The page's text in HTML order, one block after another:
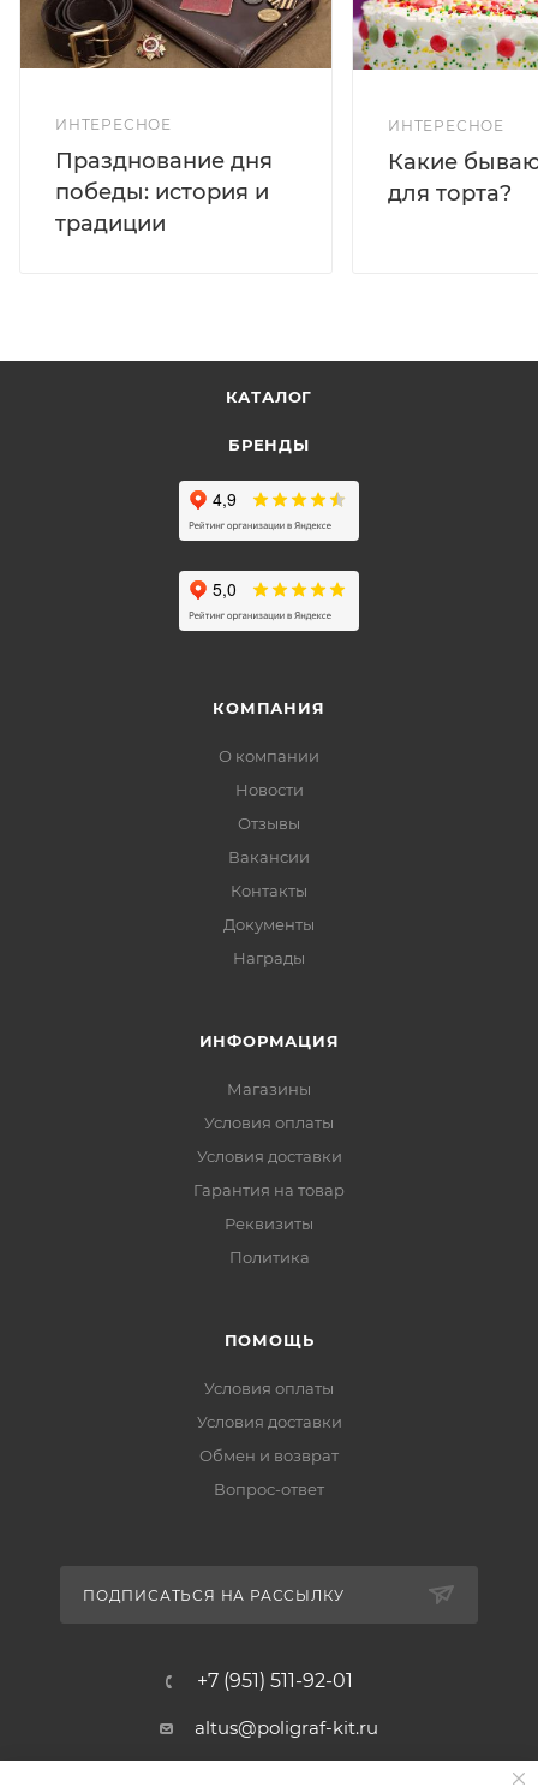
ИНТЕРЕСНОЕ
Празднование дня
победы: история и
традиции
ИНТЕРЕСНОЕ
Какие
для торта?
КАТАЛОГ
БРЕНДЫ
КОМПАНИЯ
О компании
Новости
Отзывы
Вакансии
Контакты
Документы
Награды
ИНФОРМАЦИЯ
Магазины
Условия оплаты
Условия доставки
Гарантия на товар
Реквизиты
Политика
ПОМОЩЬ
Условия оплаты
Условия доставки
Обмен и возврат
Вопрос-ответ
ПОДПИСАТЬСЯ НА РАССЫЛКУ
+7 (951) 511-92-01
altus@poligraf-kit.ru